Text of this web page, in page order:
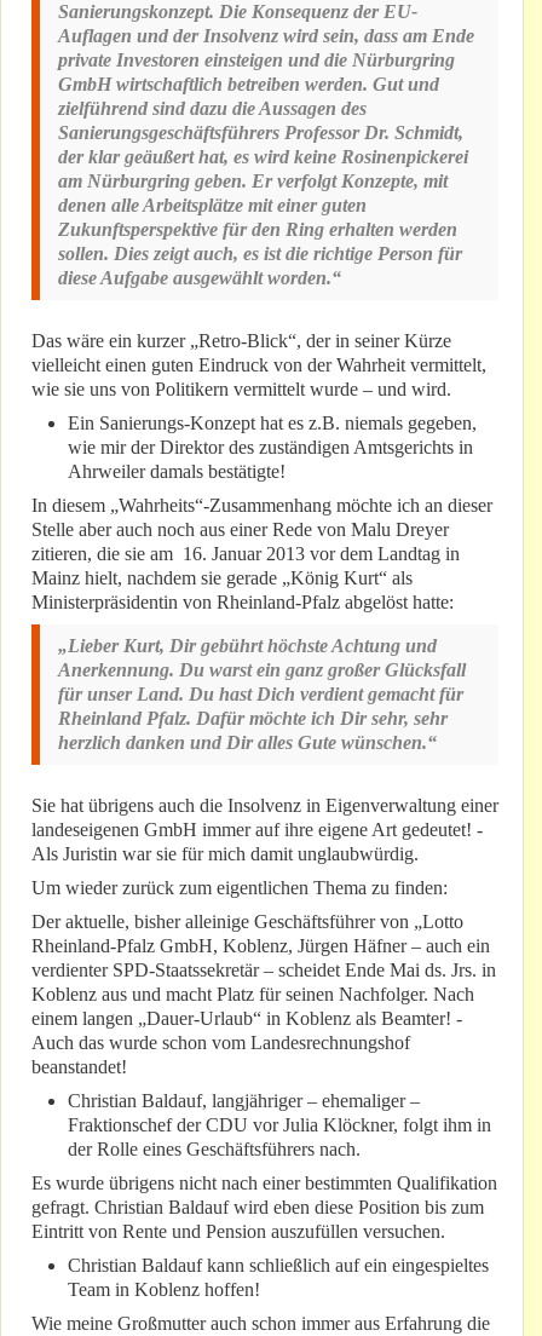
Sanierungskonzept. Die Konsequenz der EU-
Auflagen und der Insolvenz wird sein, dass am Ende
private Investoren einsteigen und die Nürburgring
GmbH wirtschaftlich betreiben werden. Gut und
zielführend sind dazu die Aussagen des
Sanierungsgeschäftsführers Professor Dr. Schmidt,
der klar geäußert hat, es wird keine Rosinenpickerei
am Nürburgring geben. Er verfolgt Konzepte, mit
denen alle Arbeitsplätze mit einer guten
Zukunftsperspektive für den Ring erhalten werden
sollen. Dies zeigt auch, es ist die richtige Person für
diese Aufgabe ausgewählt worden.“
Das wäre ein kurzer „Retro-Blick“, der in seiner Kürze
vielleicht einen guten Eindruck von der Wahrheit vermittelt,
wie sie uns von Politikern vermittelt wurde – und wird.
Ein Sanierungs-Konzept hat es z.B. niemals gegeben,
wie mir der Direktor des zuständigen Amtsgerichts in
Ahrweiler damals bestätigte!
In diesem „Wahrheits“-Zusammenhang möchte ich an dieser
Stelle aber auch noch aus einer Rede von Malu Dreyer
zitieren, die sie am 16. Januar 2013 vor dem Landtag in
Mainz hielt, nachdem sie gerade „König Kurt“ als
Ministerpräsidentin von Rheinland-Pfalz abgelöst hatte:
„Lieber Kurt, Dir gebührt höchste Achtung und
Anerkennung. Du warst ein ganz großer Glücksfall
für unser Land. Du hast Dich verdient gemacht für
Rheinland Pfalz. Dafür möchte ich Dir sehr, sehr
herzlich danken und Dir alles Gute wünschen.“
Sie hat übrigens auch die Insolvenz in Eigenverwaltung einer
landeseigenen GmbH immer auf ihre eigene Art gedeutet! -
Als Juristin war sie für mich damit unglaubwürdig.
Um wieder zurück zum eigentlichen Thema zu finden:
Der aktuelle, bisher alleinige Geschäftsführer von „Lotto
Rheinland-Pfalz GmbH, Koblenz, Jürgen Häfner – auch ein
verdienter SPD-Staatssekretär – scheidet Ende Mai ds. Jrs. in
Koblenz aus und macht Platz für seinen Nachfolger. Nach
einem langen „Dauer-Urlaub“ in Koblenz als Beamter! -
Auch das wurde schon vom Landesrechnungshof
beanstandet!
Christian Baldauf, langjähriger – ehemaliger –
Fraktionschef der CDU vor Julia Klöckner, folgt ihm in
der Rolle eines Geschäftsführers nach.
Es wurde übrigens nicht nach einer bestimmten Qualifikation
gefragt. Christian Baldauf wird eben diese Position bis zum
Eintritt von Rente und Pension auszufüllen versuchen.
Christian Baldauf kann schließlich auf ein eingespieltes
Team in Koblenz hoffen!
Wie meine Großmutter auch schon immer aus Erfahrung die